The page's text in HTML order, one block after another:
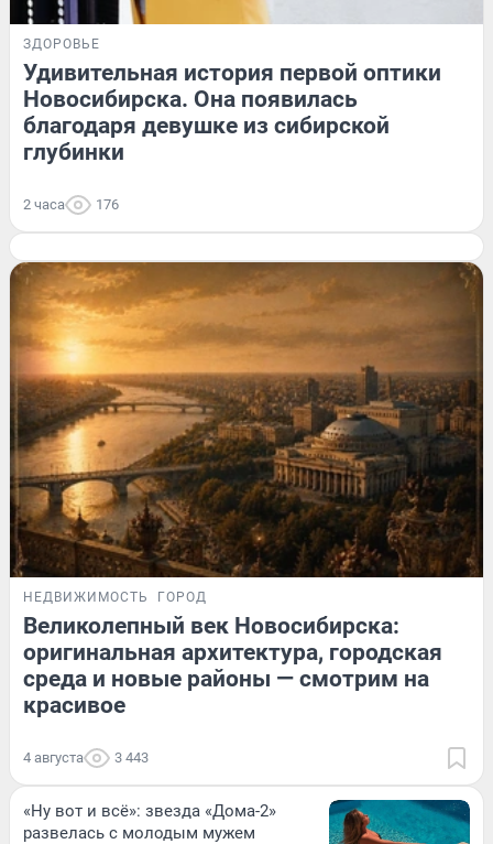
ЗДОРОВЬЕ
Удивительная история первой оптики
Новосибирска. Она появилась
благодаря девушке из сибирской
глубинки
2 часа 176
НЕДВИЖИМОСТЬ ГОРОД
Великолепный век Новосибирска:
оригинальная архитектура, городская
среда и новые районы — смотрим на
красивое
4 августа 3 443
«Ну вот и всё»: звезда «Дома-2»
развелась с молодым мужем